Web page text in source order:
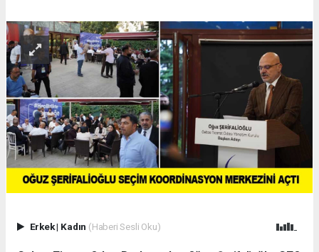
Erkek| Kadın (Haberi Sesli Oku)